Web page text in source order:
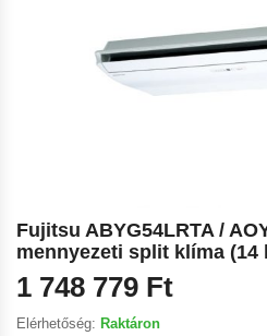
Fujitsu ABYG54LRTA /
mennyezeti split klíma (14
1 748 779 Ft
Elérhetőség: Raktáron